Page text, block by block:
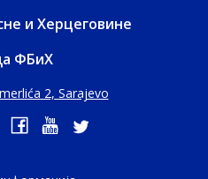
и Херцеговине
ФБиХ
2, Sarajevo